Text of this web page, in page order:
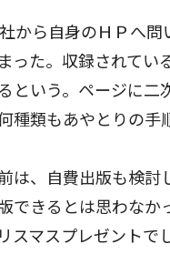
から自身のＨＰへ問
った。収録されて
という。ページに二
種類もあやとりの手
は、自費出版も検討
できるとは思わな
スマスプレゼントで